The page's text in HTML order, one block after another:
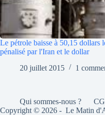
Le pétrole baisse à 50,15 dollars
pénalisé par l'Iran et le dollar
20 juillet 2015
1
Qui sommes-nous ?
Copyright © 2026 - Le Matin